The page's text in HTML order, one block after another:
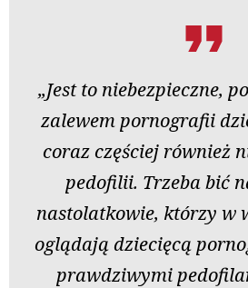
„Jest to niebezpieczne,
zalewem pornografii
coraz częściej również
pedofilii. Trzeba bić
nastolatkowie, którzy w
oglądają dziecięcą
prawdziwymi